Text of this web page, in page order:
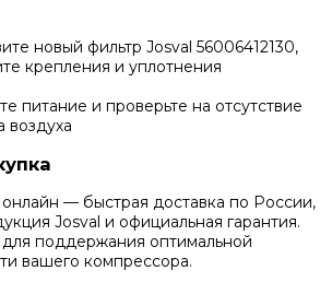
новый фильтр Josval 56006412130,
крепления и уплотнения
питание и проверьте на отсутствие
воздуха
— быстрая доставка по России,
Josval и официальная гарантия.
поддержания оптимальной
вашего компрессора.